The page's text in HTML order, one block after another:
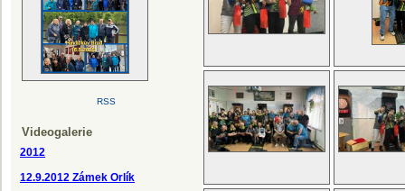
RSS
Videogalerie
2012
12.9.2012 Zámek Orlík